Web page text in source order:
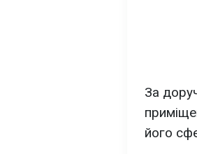
За
його